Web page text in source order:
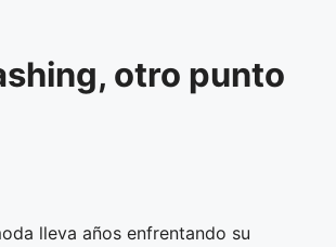
otro punto
lleva años enfrentando su